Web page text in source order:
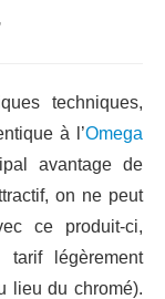
techniques,
à l’Omega
avantage de
on ne peut
ce produit-ci,
tarif légèrement
lieu du chromé).